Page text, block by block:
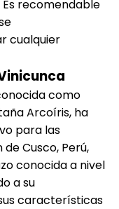
recomendable
cualquier
como
Arcoíris, ha
para las
Cusco, Perú,
conocida a nivel
a su
características